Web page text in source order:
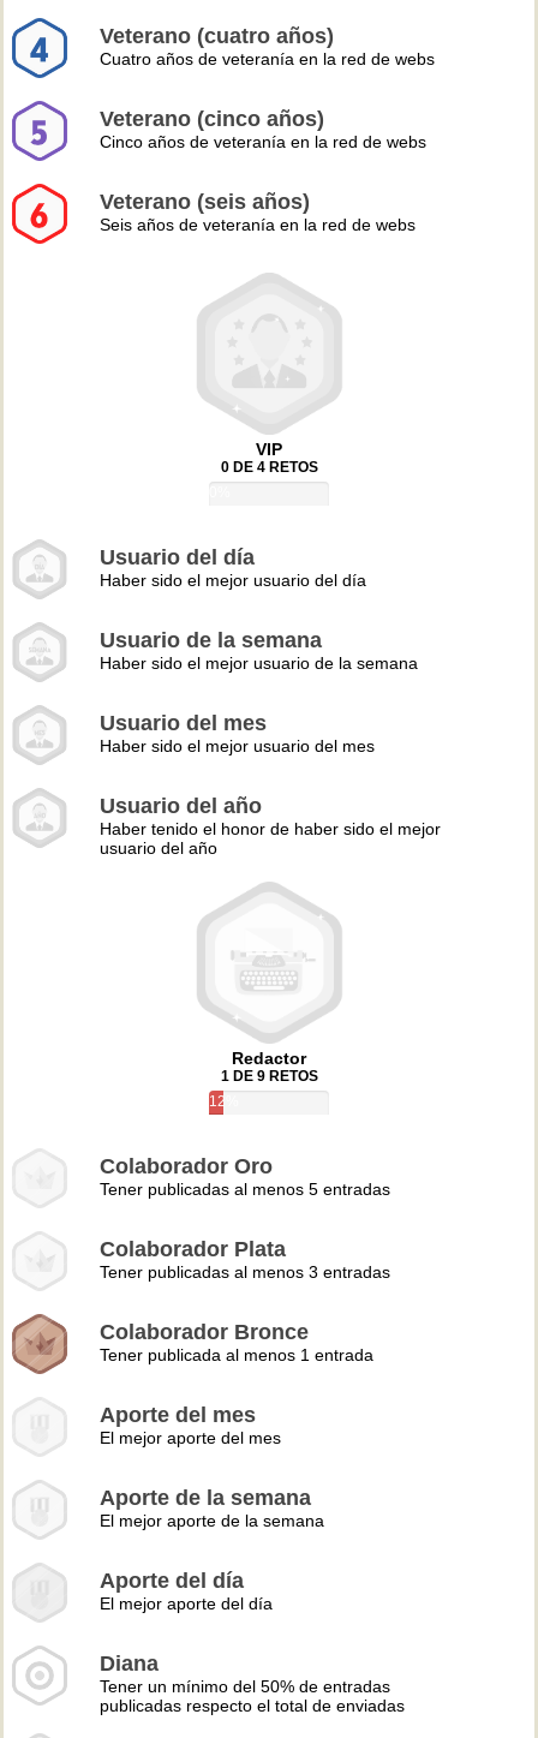
Veterano (cuatro años)
Cuatro años de veteranía en la red de webs
Veterano (cinco años)
Cinco años de veteranía en la red de webs
Veterano (seis años)
Seis años de veteranía en la red de webs
VIP
0 DE 4 RETOS
Usuario del día
Haber sido el mejor usuario del día
Usuario de la semana
Haber sido el mejor usuario de la semana
Usuario del mes
Haber sido el mejor usuario del mes
Usuario del año
Haber tenido el honor de haber sido el mejor
usuario del año
Redactor
1 DE 9 RETOS
12%
Colaborador Oro
Tener publicadas al menos 5 entradas
Colaborador Plata
Tener publicadas al menos 3 entradas
Colaborador Bronce
Tener publicada al menos 1 entrada
Aporte del mes
El mejor aporte del mes
Aporte de la semana
El mejor aporte de la semana
Aporte del día
El mejor aporte del día
Diana
Tener un mínimo del 50% de entradas
publicadas respecto el total de enviadas